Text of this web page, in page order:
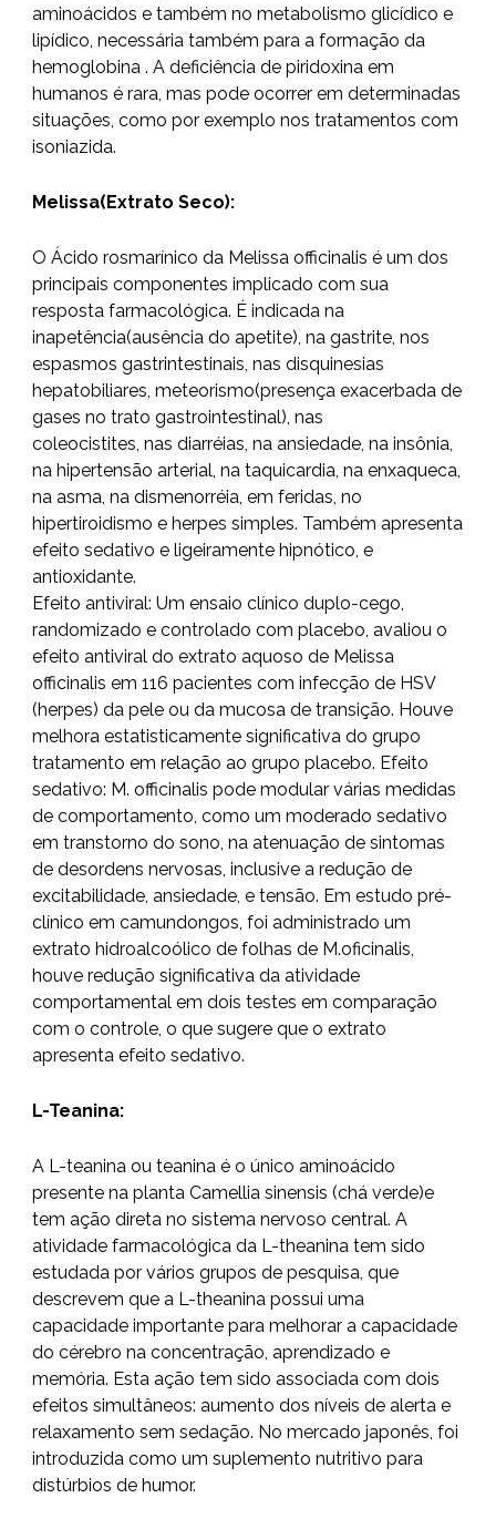
aminoácidos e também no metabolismo glicídico e
lipídico, necessária também para a formação da
hemoglobina . A deficiência de piridoxina em
humanos é rara, mas pode ocorrer em determinadas
situações, como por exemplo nos tratamentos com
isoniazida.
Melissa(Extrato Seco):
O Ácido rosmarínico da Melissa officinalis é um dos
principais componentes implicado com sua
resposta farmacológica. É indicada na
inapetência(ausência do apetite), na gastrite, nos
espasmos gastrintestinais, nas disquinesias
hepatobiliares, meteorismo(presença exacerbada de
gases no trato gastrointestinal), nas
coleocistites, nas diarréias, na ansiedade, na insônia,
na hipertensão arterial, na taquicardia, na enxaqueca,
na asma, na dismenorréia, em feridas, no
hipertiroidismo e herpes simples. Também apresenta
efeito sedativo e ligeiramente hipnótico, e
antioxidante.
Efeito antiviral: Um ensaio clínico duplo-cego,
randomizado e controlado com placebo, avaliou o
efeito antiviral do extrato aquoso de Melissa
officinalis em 116 pacientes com infecção de HSV
(herpes) da pele ou da mucosa de transição. Houve
melhora estatisticamente significativa do grupo
tratamento em relação ao grupo placebo. Efeito
sedativo: M. officinalis pode modular várias medidas
de comportamento, como um moderado sedativo
em transtorno do sono, na atenuação de sintomas
de desordens nervosas, inclusive a redução de
excitabilidade, ansiedade, e tensão. Em estudo pré-
clínico em camundongos, foi administrado um
extrato hidroalcoólico de folhas de M.oficinalis,
houve redução significativa da atividade
comportamental em dois testes em comparação
com o controle, o que sugere que o extrato
apresenta efeito sedativo.
L-Teanina:
A L-teanina ou teanina é o único aminoácido
presente na planta Camellia sinensis (chá verde)e
tem ação direta no sistema nervoso central. A
atividade farmacológica da L-theanina tem sido
estudada por vários grupos de pesquisa, que
descrevem que a L-theanina possui uma
capacidade importante para melhorar a capacidade
do cérebro na concentração, aprendizado e
memória. Esta ação tem sido associada com dois
efeitos simultâneos: aumento dos níveis de alerta e
relaxamento sem sedação. No mercado japonês, foi
introduzida como um suplemento nutritivo para
distúrbios de humor.